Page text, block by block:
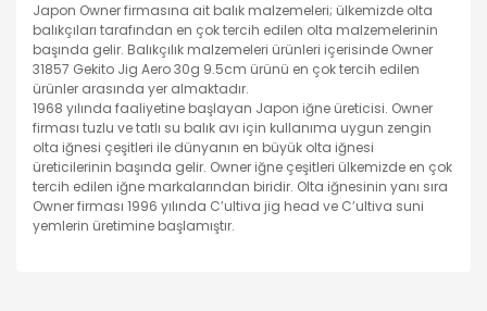
Japon Owner firmasına ait balık malzemeleri; ülkemizde olta
balıkçıları tarafından en çok tercih edilen olta malzemelerinin
başında gelir. Balıkçılık malzemeleri ürünleri içerisinde Owner
31857 Gekito Jig Aero 30g 9.5cm ürünü en çok tercih edilen
ürünler arasında yer almaktadır.
1968 yılında faaliyetine başlayan Japon iğne üreticisi. Owner
firması tuzlu ve tatlı su balık avı için kullanıma uygun zengin
olta iğnesi çeşitleri ile dünyanın en büyük olta iğnesi
üreticilerinin başında gelir. Owner iğne çeşitleri ülkemizde en çok
tercih edilen iğne markalarından biridir. Olta iğnesinin yanı sıra
Owner firması 1996 yılında C’ultiva jig head ve C’ultiva suni
yemlerin üretimine başlamıştır.